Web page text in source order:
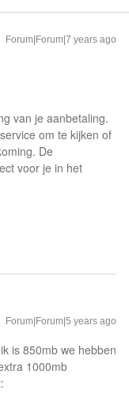
Forum|Forum|7 years ago
van je aanbetaling.
om te kijken of
De
voor je in het
Forum|Forum|5 years ago
is 850mb we hebben
1000mb